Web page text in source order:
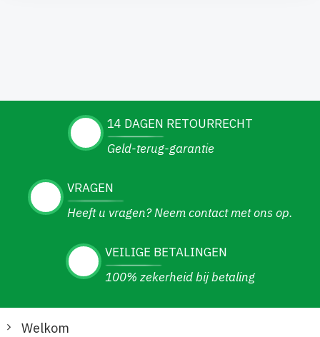
14 DAGEN RETOURRECHT
Geld-terug-garantie
VRAGEN
Heeft u vragen? Neem contact met ons op.
VEILIGE BETALINGEN
100% zekerheid bij betaling
Welkom